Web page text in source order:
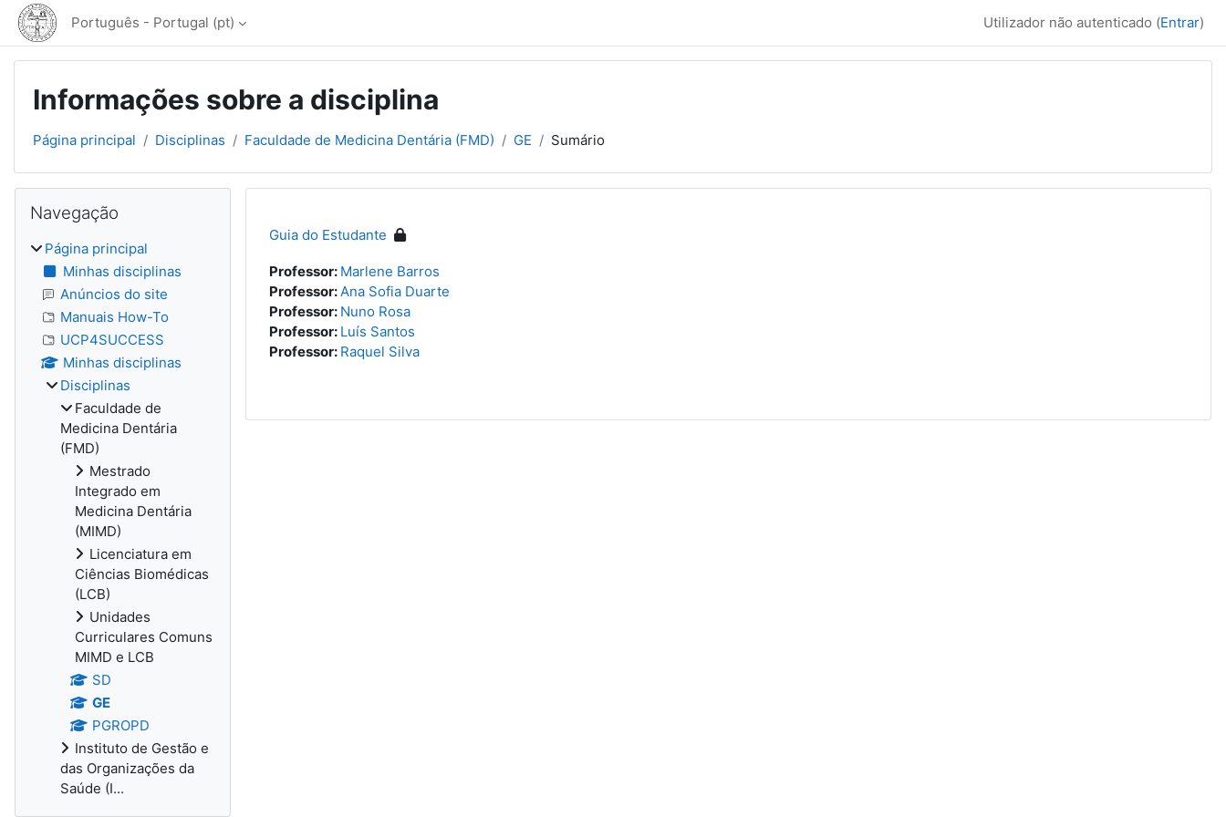
Ir para o conteúdo principal
Português - Portugal ‎(pt)‎ Utilizador não autenticado (Entrar)
Informações sobre a disciplina
Página principal Disciplinas Faculdade de Medicina Dentária (FMD) GE Sumário
Guia do Estudante
Professor: Marlene Barros
Professor:Ana Sofia Duarte
Professor: Nuno Rosa
Professor: Luís Santos
Professor: Raquel Silva
Blocos
Navegação
Página principal
Minhas disciplinas
Anúncios do site
Manuais How-To
UCP4SUCCESS
Minhas disciplinas
Disciplinas
Faculdade de
Medicina Dentária
(FMD)
Mestrado
Integrado em
Medicina Dentária
(MIMD)
Licenciatura em
Ciências Biomédicas
(LCB)
Unidades
Curriculares Comuns
MIMD e LCB
SD
GE
PGROPD
Instituto de Gestão e
das Organizações da
Saúde (I...